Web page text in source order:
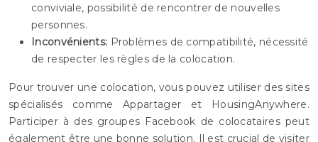
conviviale, possibilité de rencontrer de nouvelles
personnes.
Inconvénients: Problèmes de compatibilité, nécessité
de respecter les règles de la colocation.
Pour trouver une colocation, vous pouvez utiliser des sites
spécialisés comme Appartager et HousingAnywhere.
Participer à des groupes Facebook de colocataires peut
également être une bonne solution. Il est crucial de visiter